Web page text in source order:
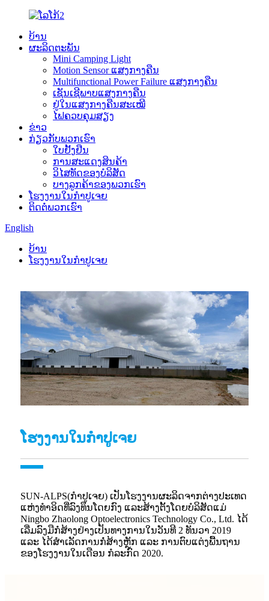
ບ້ານ
ຜະລິດຕະພັນ
Mini Camping Light
Motion Sensor ແສງກາງຄືນ
Multifunctional Power Failure ແສງກາງຄືນ
ເຊັນເຊີພາບແສງກາງຄືນ
ຢູ່ໃນແສງກາງຄືນສະເໝີ
ໄຟຄວບຄຸມສຽງ
ຂ່າວ
ກ່ຽວກັບພວກເຮົາ
ໃບຢັ້ງຢືນ
ການສະແດງສິນຄ້າ
ວິໄສທັດຂອງບໍລິສັດ
ບາງ​ລູກ​ຄ້າ​ຂອງ​ພວກ​ເຮົາ​
ໂຮງງານໃນກຳປູເຈຍ
ຕິດຕໍ່ພວກເຮົາ
English
ບ້ານ
ໂຮງງານໃນກຳປູເຈຍ
ໂຮງງານໃນກຳປູເຈຍ
SUN-ALPS(ກຳປູເຈຍ) ເປັນໂຮງງານຜະລິດຈາກຕ່າງປະເທດ
ແຫ່ງທຳອິດທີ່ລົງທຶນໂດຍກົງ ແລະສ້າງຕັ້ງໂດຍບໍລິສັດແມ່
Ningbo Zhaolong Optoelectronics Technology Co., Ltd. ໄດ້
ເລີ່ມລົງມືກໍ່ສ້າງຢ່າງເປັນທາງການໃນວັນທີ 2 ທັນວາ 2019
ແລະ ໄດ້ສຳເລັດການກໍ່ສ້າງຫຼັກ ແລະ ການຕົບແຕ່ງພື້ນຖານ
ຂອງໂຮງງານໃນເດືອນ ກໍລະກົດ 2020.